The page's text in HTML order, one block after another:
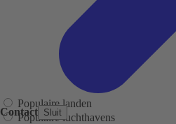
Contact Sluit
Populaire landen
Populaire luchthavens